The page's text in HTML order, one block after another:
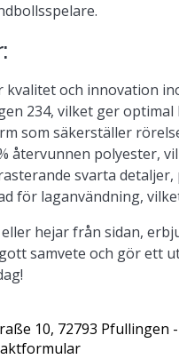
kvalitet och innovation
234, vilket ger
som säkerställer
återvunnen polyester,
svarta
för laganvändning,
hejar från sidan,
samvete och gör ett
10, 72793 Pfullingen